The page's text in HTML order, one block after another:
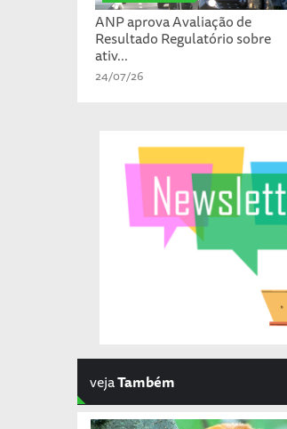
ANP aprova Avaliação de
Resultado Regulatório sobre
ativ...
24/07/26
vejaTambém